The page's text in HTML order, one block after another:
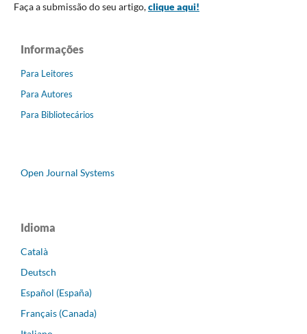
Faça a submissão do seu artigo,clique aqui!
Informações
Para Leitores
Para Autores
Para Bibliotecários
Open Journal Systems
Idioma
Català
Deutsch
Español (España)
Français (Canada)